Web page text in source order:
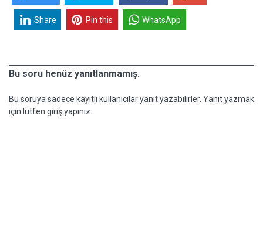
Share Pin this WhatsApp
Bu soru henüz yanıtlanmamış.
Bu soruya sadece kayıtlı kullanıcılar yanıt yazabilirler. Yanıt yazmak
için lütfen giriş yapınız.